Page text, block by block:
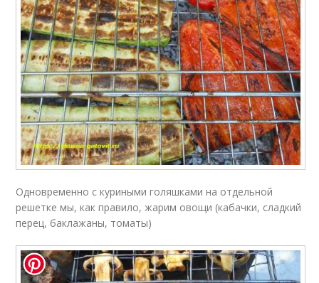
Одновременно с куриными голяшками на отдельной
решетке мы, как правило, жарим овощи (кабачки, сладкий
перец, баклажаны, томаты)